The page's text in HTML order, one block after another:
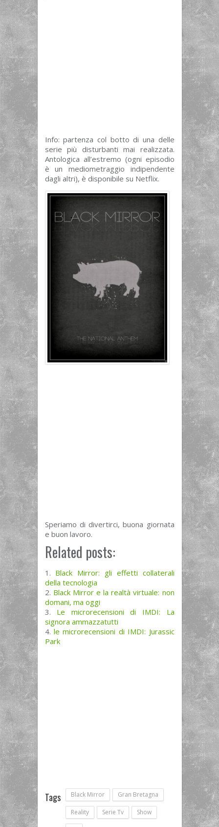
Info: partenza col botto di una delle
serie più disturbanti mai realizzata.
Antologica all’estremo (ogni episodio
è un mediometraggio indipendente
dagli altri), è disponibile su Netflix.
Speriamo di divertirci, buona giornata
e buon lavoro.
Related posts:
Black Mirror: gli effetti collaterali
della tecnologia
Black Mirror e la realtà virtuale: non
domani, ma oggi
Le microrecensioni di IMDI: La
signora ammazzatutti
le microrecensioni di IMDI: Jurassic
Park
Tags Black Mirror Gran Bretagna
Reality Serie Tv Show